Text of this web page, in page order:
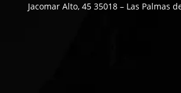
Jacomar Alto, 45 35018 – Las Palmas